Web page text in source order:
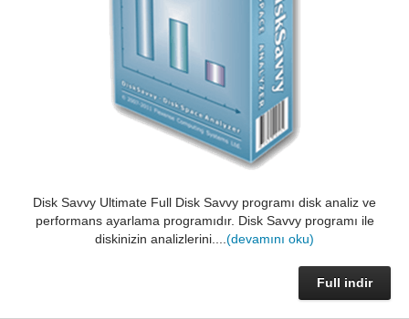
Disk Savvy Ultimate Full Disk Savvy programı disk analiz ve
performans ayarlama programıdır. Disk Savvy programı ile
diskinizin analizlerini.... (devamını oku)
Full indir